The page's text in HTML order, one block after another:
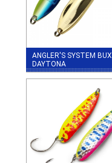
ANGLER'S SYSTEM BUX
DAYTONA